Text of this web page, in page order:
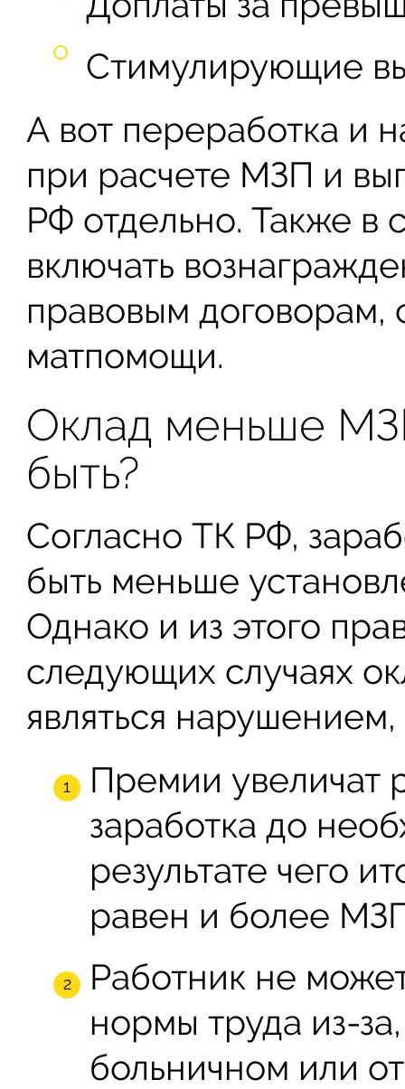
Стимулирующие
А вот переработка и
при расчете МЗП и
РФ отдельно. Также в
включать
правовым договорам,
матпомощи.
Оклад меньше
быть?
Согласно ТК РФ,
быть меньше
Однако и из этого
следующих случаях
являться нарушением,
Премии увеличат
заработка до
результате чего
равен и более
Работник не
нормы труда из-
больничном или